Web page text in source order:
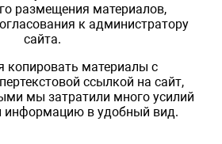
размещения материалов,
к администратору
сайта.
копировать материалы с
ссылкой на сайт,
мы затратили много усилий
информацию в удобный вид.